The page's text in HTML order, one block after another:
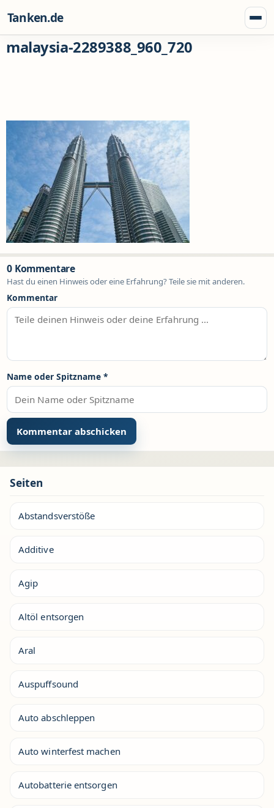
Tanken.de
malaysia-2289388_960_720
0 Kommentare
Hast du einen Hinweis oder eine Erfahrung? Teile sie mit anderen.
Kommentar
Name oder Spitzname *
Seiten
Abstandsverstöße
Additive
Agip
Altöl entsorgen
Aral
Auspuffsound
Auto abschleppen
Auto winterfest machen
Autobatterie entsorgen